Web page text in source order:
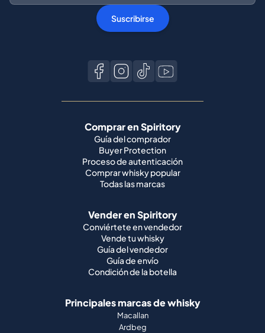
Suscribirse
Comprar en Spiritory
Guía del comprador
Buyer Protection
Proceso de autenticación
Comprar whisky popular
Todas las marcas
Vender en Spiritory
Conviértete en vendedor
Vende tu whisky
Guía del vendedor
Guía de envío
Condición de la botella
Principales marcas de whisky
Macallan
Ardbeg